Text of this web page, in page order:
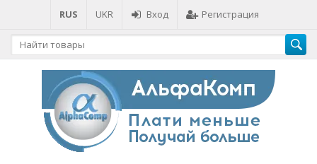
RUS UKR Вход Регистрация